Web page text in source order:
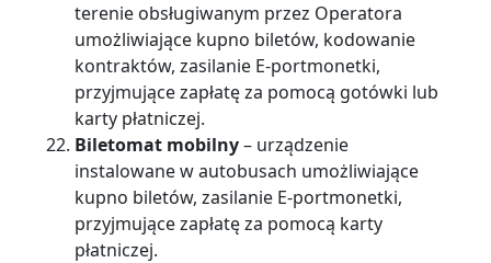
terenie obsługiwanym przez Operatora
umożliwiające kupno biletów, kodowanie
kontraktów, zasilanie E-portmonetki,
przyjmujące zapłatę za pomocą gotówki lub
karty płatniczej.
Biletomat mobilny– urządzenie
instalowane w autobusach umożliwiające
kupno biletów, zasilanie E-portmonetki,
przyjmujące zapłatę za pomocą karty
płatniczej.